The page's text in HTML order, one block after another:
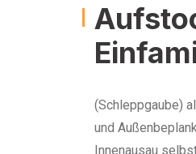
(Schleppgaube)
und
Innenausau